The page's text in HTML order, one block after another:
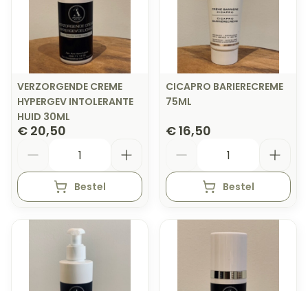
VERZORGENDE CREME
HYPERGEV INTOLERANTE
HUID 30ML
€ 20,50
Bestel
CICAPRO BARIERECREME
75ML
€ 16,50
Bestel